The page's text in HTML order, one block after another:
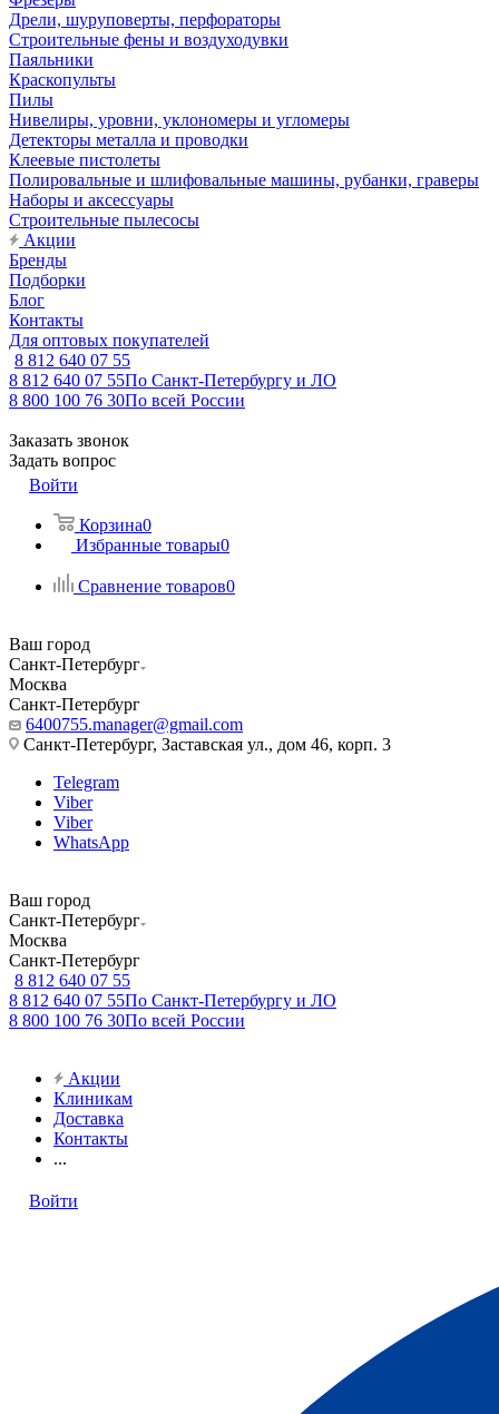
Дрели, шуруповерты, перфораторы
Строительные фены и воздуходувки
Паяльники
Краскопульты
Пилы
Нивелиры, уровни, уклономеры и угломеры
Детекторы металла и проводки
Клеевые пистолеты
Полировальные и шлифовальные машины, рубанки, граверы
Наборы и аксессуары
Строительные пылесосы
Акции
Бренды
Подборки
Блог
Контакты
Для оптовых покупателей
8 812 640 07 55
8 812 640 07 55По Санкт-Петербургу и ЛО
8 800 100 76 30По всей России
Заказать звонок
Задать вопрос
Войти
Корзина0
Избранные товары0
Сравнение товаров0
Ваш город
Санкт-Петербург
Москва
Санкт-Петербург
6400755.manager@gmail.com
Санкт-Петербург, Заставская ул., дом 46, корп. 3
Telegram
Viber
Viber
WhatsApp
Ваш город
Санкт-Петербург
Москва
Санкт-Петербург
8 812 640 07 55
8 812 640 07 55По Санкт-Петербургу и ЛО
8 800 100 76 30По всей России
Акции
Клиникам
Доставка
Контакты
...
Войти